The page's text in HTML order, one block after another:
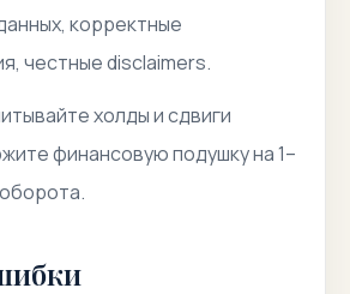
корректные
честные disclaimers.
холды и сдвиги
финансовую подушку на 1–